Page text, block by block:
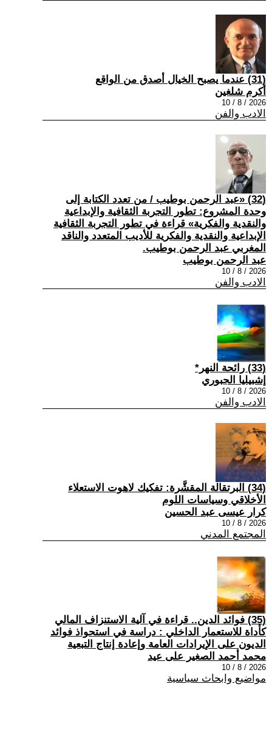
(31) عندما يصبح الخيال أصدق من الواقع
أكرم شلغين
2026 / 8 / 10
الادب والفن
(32) «عبد الرحمن بوطيب / من تعدد الكتابة إلى
وحدة المشروع: تطور التجربة الثقافية والإبداعية
والنقدية والفكرية» قراءة في تطور التجربة الثقافية
الإبداعية والنقدية والفكرية للأديب المتعدد والناقد
المغربي عبد الرحمن بوطيب.
عبد الرحمن بوطيب
2026 / 8 / 10
الادب والفن
(33) رائحة النهر*
إشبيليا الجبوري
2026 / 8 / 10
الادب والفن
(34) البرتقالة المقشَّرة: تفكيك لاهوت الاستعلاء
الأخلاقي وسياسات اللوم
كرار عيسى عبد الحسين
2026 / 8 / 10
المجتمع المدني
(35) فوائد الدين.. قراءة في آلية الاستنزاف المالي
كأداة للاستعمار الداخلي : دراسة في استحواذ فوائد
الديون على الإيرادات العامة وإعادة إنتاج التبعية
محمد أحمد الصغير على عيد
2026 / 8 / 10
مواضيع وابحاث سياسية